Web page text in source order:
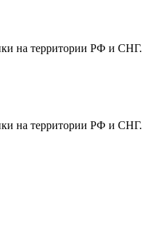
на территории РФ и СНГ.
на территории РФ и СНГ.